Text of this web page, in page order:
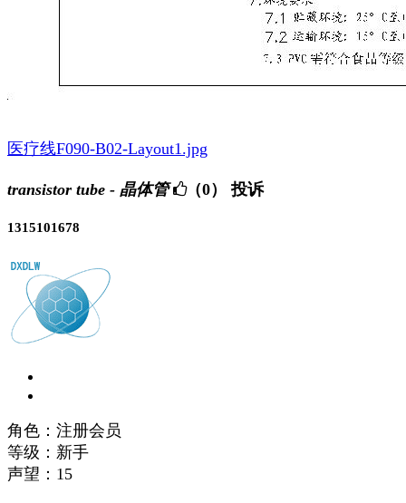
医疗线F090-B02-Layout1.jpg
transistor tube - 晶体管 （0） 投诉
1315101678
角色：注册会员
等级：新手
声望： 15